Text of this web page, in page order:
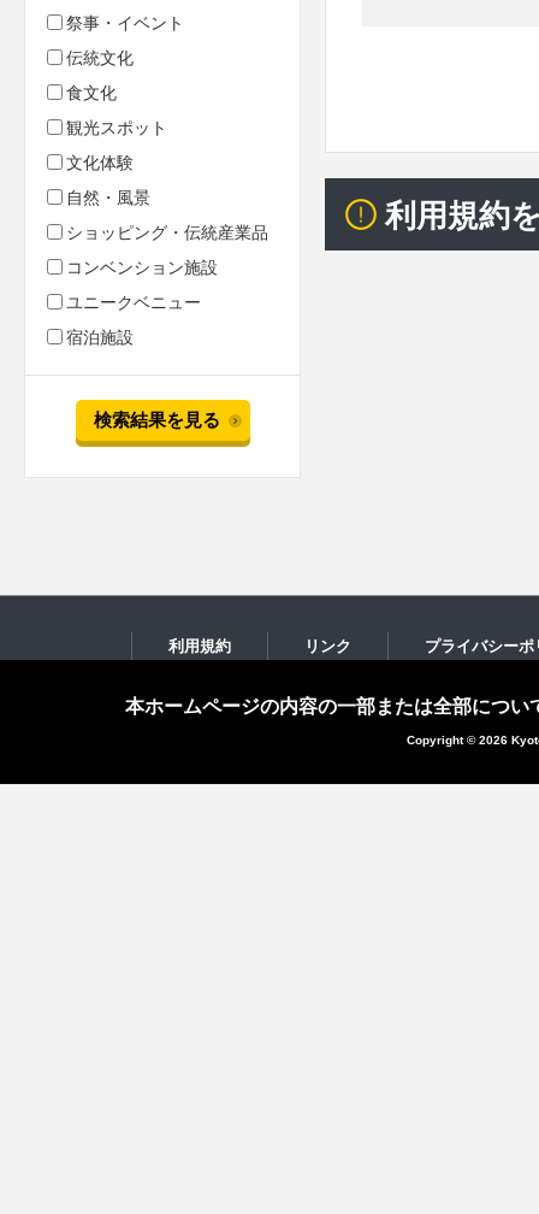
祭事・イベント
伝統文化
食文化
観光スポット
文化体験
自然・風景
ショッピング・伝統産業品
コンベンション施設
ユニークベニュー
宿泊施設
検索結果を見る
利用規約
利用規約 リンク プライバシーポ
本ホームページの内容の一部または全部につ
Copyright © 2026